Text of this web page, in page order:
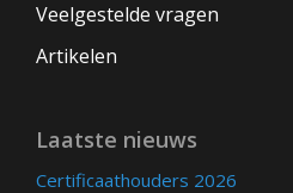
Veelgestelde vragen
Artikelen
Laatste nieuws
Certificaathouders 2026